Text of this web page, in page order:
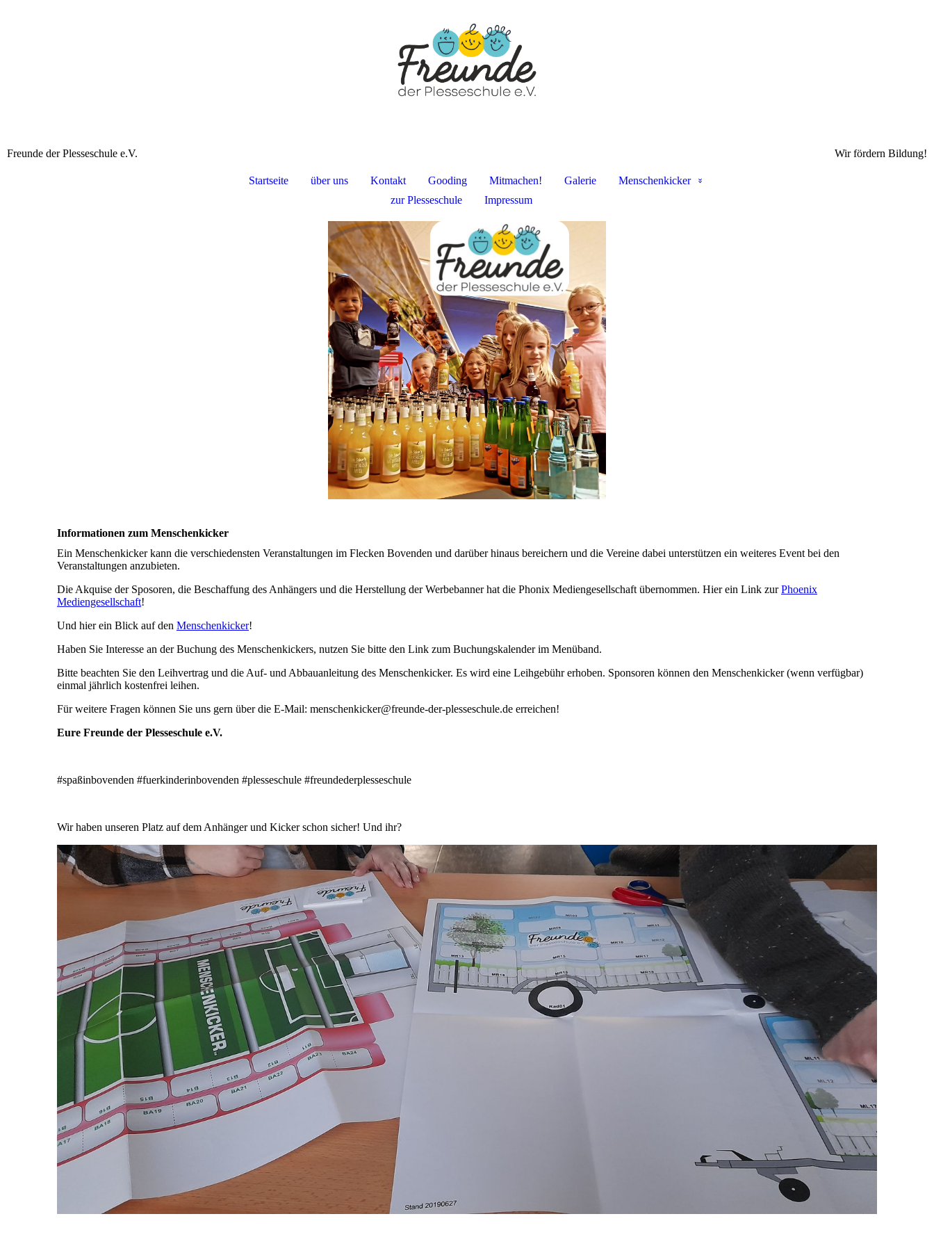
Freunde der Plesseschule e.V. Wir fördern Bildung!
Startseite über uns Kontakt Gooding Mitmachen! Galerie
Menschenkicker
zur Plesseschule
Impressum
Informationen zum Menschenkicker
Ein Menschenkicker kann die verschiedensten Veranstaltungen im Flecken Bovenden und darüber hinaus bereichern und die Vereine dabei unterstützen ein weiteres Event bei den
Veranstaltungen anzubieten.
Die Akquise der Sposoren, die Beschaffung des Anhängers und die Herstellung der Werbebanner hat die Phonix Mediengesellschaft übernommen. Hier ein Link zurPhoenix
Mediengesellschaft!
Und hier ein Blick auf den Menschenkicker!
Haben Sie Interesse an der Buchung des Menschenkickers, nutzen Sie bitte den Link zum Buchungskalender im Menüband.
Bitte beachten Sie den Leihvertrag und die Auf- und Abbauanleitung des Menschenkicker. Es wird eine Leihgebühr erhoben. Sponsoren können den Menschenkicker (wenn verfügbar)
einmal jährlich kostenfrei leihen.
Für weitere Fragen können Sie uns gern über die E-Mail: menschenkicker@freunde-der-plesseschule.de erreichen!
Eure Freunde der Plesseschule e.V.
#spaßinbovenden #fuerkinderinbovenden #plesseschule #freundederplesseschule
Wir haben unseren Platz auf dem Anhänger und Kicker schon sicher! Und ihr?